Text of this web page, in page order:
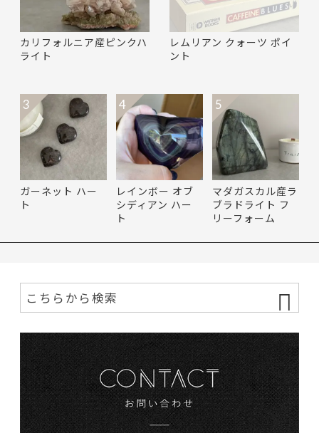
カリフォルニア産ピンクハ
ライト
レムリアン クォーツ ポイ
ント
ガーネット ハー
ト
3
レインボー オブ
シディアン ハー
ト
4
マダガスカル産ラ
ブラドライト フ
リーフォーム
5